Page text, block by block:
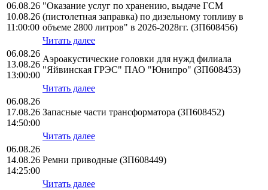
06.08.26
10.08.26
11:00:00
"Оказание услуг по хранению, выдаче ГСМ
(пистолетная заправка) по дизельному топливу в
объеме 2800 литров" в 2026-2028гг. (ЗП608456)
Читать далее
06.08.26
13.08.26
13:00:00
Аэроакустические головки для нужд филиала
"Яйвинская ГРЭС" ПАО "Юнипро" (ЗП608453)
Читать далее
06.08.26
17.08.26
14:50:00
Запасные части трансформатора (ЗП608452)
Читать далее
06.08.26
14.08.26
14:25:00
Ремни приводные (ЗП608449)
Читать далее